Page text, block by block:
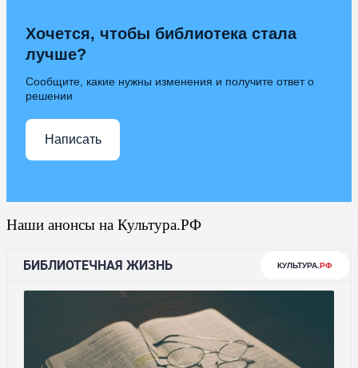
Хочется, чтобы библиотека стала
лучше?
Сообщите, какие нужны изменения и получите ответ о
решении
Написать
Наши анонсы на Культура.РФ